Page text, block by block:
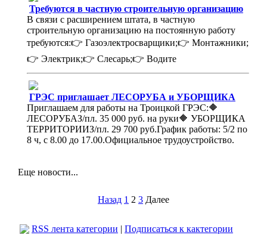
Требуются в частную строительную организацию
В связи с расширением штата, в частную
строительную организацию на постоянную работу
требуются:👉 Газоэлектросварщики;👉 Монтажники;
👉 Электрик;👉 Слесарь;👉 Водите
ГРЭС приглашает ЛЕСОРУБА и УБОРЩИКА
Приглашаем для работы на Троицкой ГРЭС:🔶
ЛЕСОРУБАЗ/пл. 35 000 руб. на руки🔶 УБОРЩИКА
ТЕРРИТОРИИЗ/пл. 29 700 руб.График работы: 5/2 по
8 ч, с 8.00 до 17.00.Официальное трудоустройство.
Еще новости...
Назад 1 2 3 Далее
RSS лента категории | Подписаться к кактегории